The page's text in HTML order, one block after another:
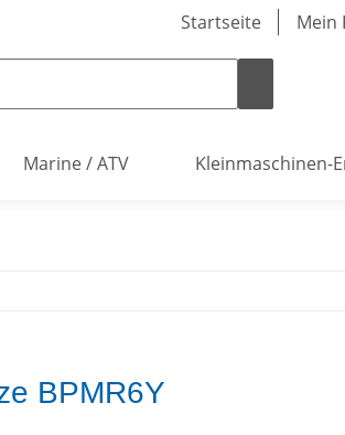
Startseite Mein
Marine / ATV Kleinmaschinen-
BPMR6Y